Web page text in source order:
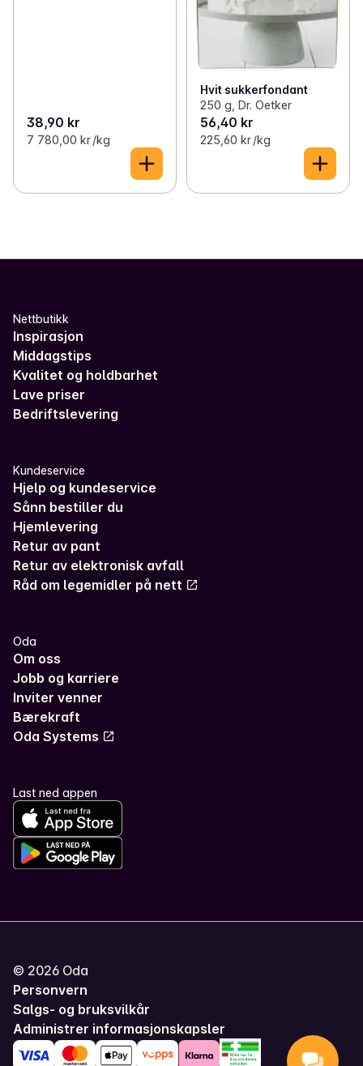
38,90 kr
7 780,00 kr /kg
Hvit sukkerfondant
250 g, Dr. Oetker
56,40 kr
225,60 kr /kg
Nettbutikk
Inspirasjon
Middagstips
Kvalitet og holdbarhet
Lave priser
Bedriftslevering
Kundeservice
Hjelp og kundeservice
Sånn bestiller du
Hjemlevering
Retur av pant
Retur av elektronisk avfall
Råd om legemidler på nett
Oda
Om oss
Jobb og karriere
Inviter venner
Bærekraft
Oda Systems
Last ned appen
© 2026 Oda
Personvern
Salgs- og bruksvilkår
Administrer informasjonskapsler